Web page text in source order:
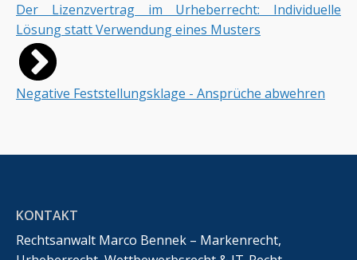
Der Lizenzvertrag im Urheberrecht: Individuelle
Lösung statt Verwendung eines Musters
Negative Feststellungsklage - Ansprüche abwehren
KONTAKT
Rechtsanwalt Marco Bennek – Markenrecht,